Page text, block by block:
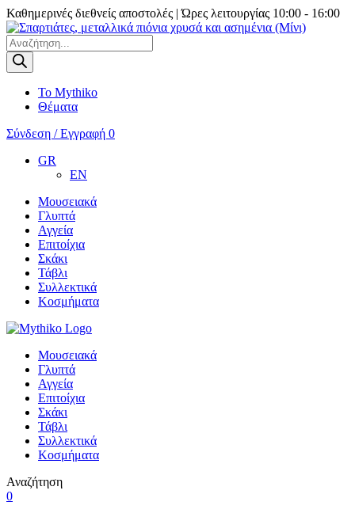
Καθημερινές διεθνείς αποστολές | Ώρες λειτουργίας 10:00 - 16:00
Products
search
Το Mythiko
Θέματα
Σύνδεση / Εγγραφή 0
GR
EN
Μουσειακά
Γλυπτά
Αγγεία
Επιτοίχια
Σκάκι
Τάβλι
Συλλεκτικά
Κοσμήματα
Μουσειακά
Γλυπτά
Αγγεία
Επιτοίχια
Σκάκι
Τάβλι
Συλλεκτικά
Κοσμήματα
Αναζήτηση
0